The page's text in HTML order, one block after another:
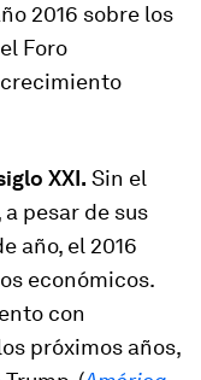
2016 sobre los
Foro
XXI. Sin el
pesar de sus
año, el 2016
económicos.
con
próximos años,